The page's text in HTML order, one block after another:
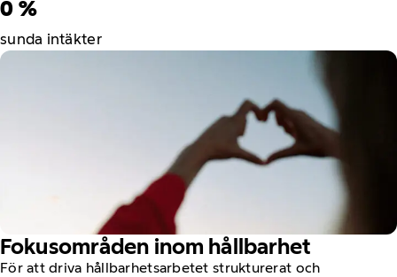
0 %
sunda intäkter
Fokusområden inom hållbarhet
För att driva hållbarhetsarbetet strukturerat och